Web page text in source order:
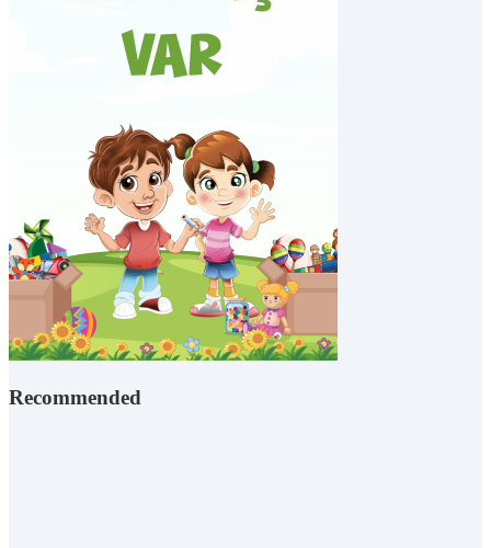
Recommended